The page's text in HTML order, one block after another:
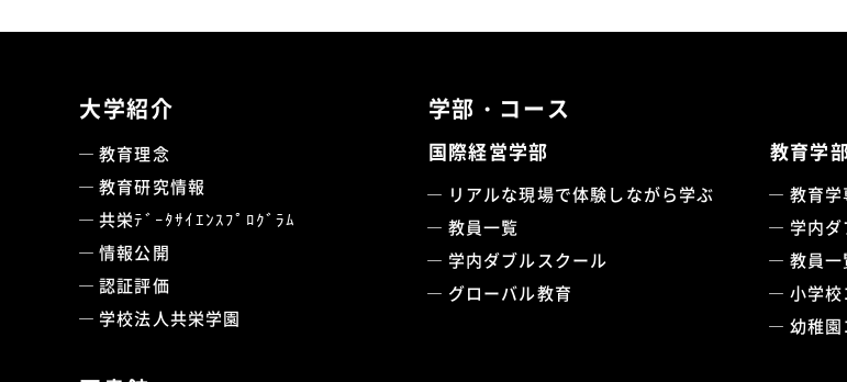
大学紹介
教育理念
教育研究情報
共栄ﾃﾞｰﾀｻｲｴﾝｽﾌﾟﾛｸﾞﾗﾑ
情報公開
認証評価
学校法人共栄学園
学部・コース
国際経営学部
リアルな現場で体験しながら学ぶ
教員一覧
学内ダブルスクール
グローバル教育
教育学
教育
学内
教員一
小学校
幼稚園